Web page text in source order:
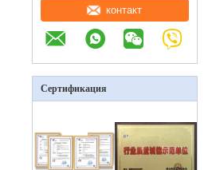
контакт
Сертификация